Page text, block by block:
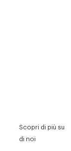
Scopri di più su
di noi